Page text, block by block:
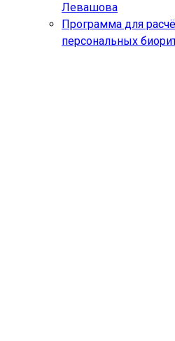
Левашова
Программа для
персональных